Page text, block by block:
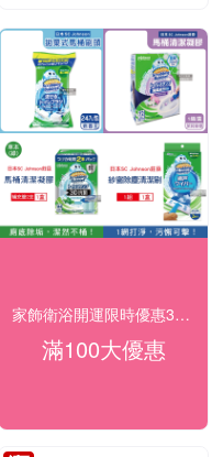
家飾衛浴開運限時優惠3折起
滿100大優惠